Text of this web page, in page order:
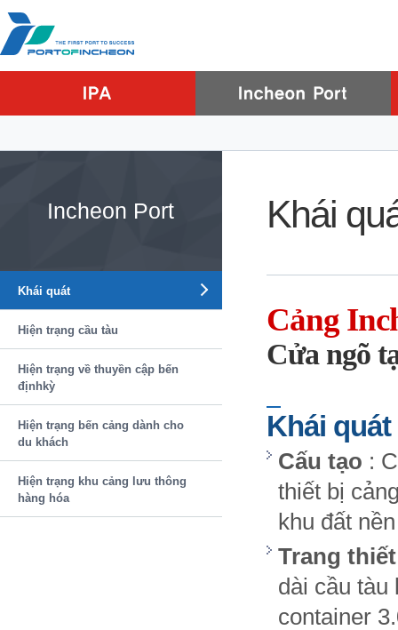
Incheon Port
Khái quát
Hiện trạng cầu tàu
Hiện trạng về thuyền cập bến
địnhkỳ
Hiện trạng bến cảng dành cho
du khách
Hiện trạng khu cảng lưu thông
hàng hóa
Khái
Cảng
Cửa ngõ
Khái
Cấu tạo :
thiết bị
khu đất
Trang
dài cầu tàu
container